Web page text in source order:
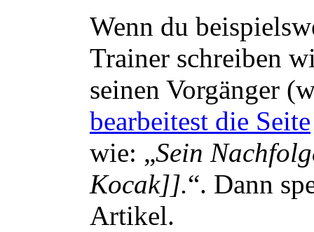
Wenn du
Trainer schreiben
seinen Vorgänger
bearbeitest die Seite
wie: „Sein
Kocak]].“. Dann
Artikel.